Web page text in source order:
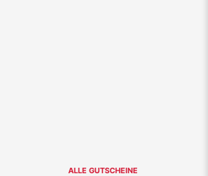
ALLE GUTSCHEINE